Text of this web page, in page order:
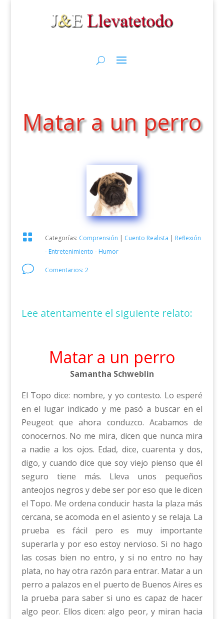
Matar a un perro
 Categorías: Comprensión | Cuento Realista | Reflexión
- Entretenimiento - Humor
v Comentarios: 2
Lee atentamente el siguiente relato:
Matar a un perro
Samantha Schweblin
El Topo dice: nombre, y yo contesto. Lo esperé
en el lugar indicado y me pasó a buscar en el
Peugeot que ahora conduzco. Acabamos de
conocernos. No me mira, dicen que nunca mira
a nadie a los ojos. Edad, dice, cuarenta y dos,
digo, y cuando dice que soy viejo pienso que él
seguro tiene más. Lleva unos pequeños
anteojos negros y debe ser por eso que le dicen
el Topo. Me ordena conducir hasta la plaza más
cercana, se acomoda en el asiento y se relaja. La
prueba es fácil pero es muy importante
superarla y por eso estoy nervioso. Si no hago
las cosas bien no entro, y si no entro no hay
plata, no hay otra razón para entrar. Matar a un
perro a palazos en el puerto de Buenos Aires es
la prueba para saber si uno es capaz de hacer
algo peor. Ellos dicen: algo peor, y miran hacia